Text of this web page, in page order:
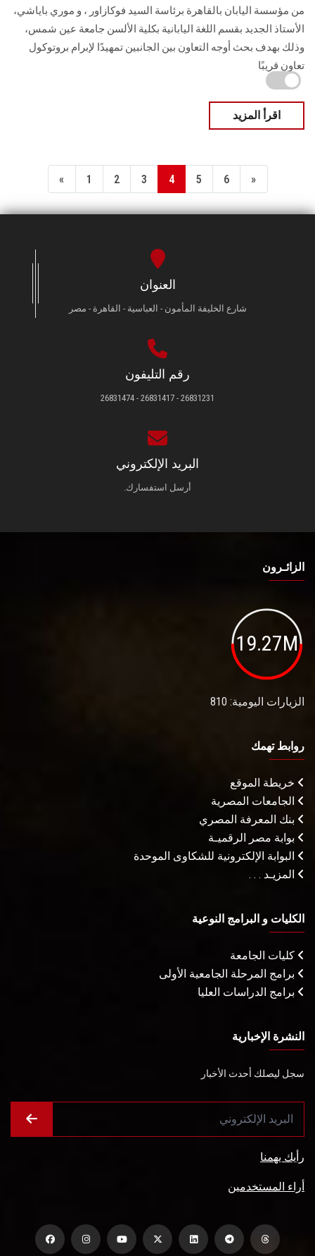
من مؤسسة اليابان بالقاهرة برئاسة السيد فوكازاور ، و موري باياشي،
الأستاذ الجديد بقسم اللغة اليابانية بكلية الألسن جامعة عين شمس،
وذلك بهدف بحث أوجه التعاون بين الجانبين تمهيدًا لإبرام بروتوكول
تعاون قريبًا
اقرأ المزيد
« 1 2 3 4 5 6 »
العنوان
شارع الخليفة المأمون - العباسية - القاهرة - مصر
رقم التليفون
26831231 - 26831417 - 26831474
البريد الإلكتروني
أرسل استفسارك.
الزائـرون
19.27M
الزيارات اليومية: 810
روابط تهمك
خريطة الموقع
الجامعات المصرية
بنك المعرفة المصري
بوابة مصر الرقميـة
البوابة الإلكترونية للشكاوى الموحدة
المزيـد . . .
الكليات و البرامج النوعية
كليات الجامعة
برامج المرحلة الجامعية الأولى
برامج الدراسات العليا
النشرة الإخبارية
سجل ليصلك أحدث الأخبار
رأيك يهمنا
أراء المستخدمين